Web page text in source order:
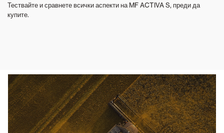
Тествайте и сравнете всички аспекти на MF ACTIVA S, преди да
купите.